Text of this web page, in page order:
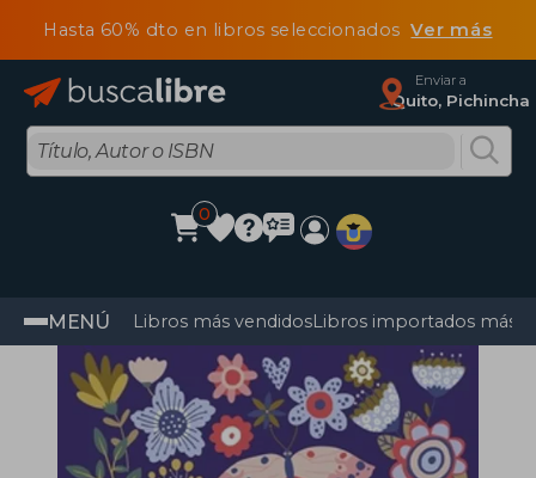
Hasta 60% dto en libros seleccionadosVer más
Enviar a
Quito, Pichincha
0
MENÚ Libros más vendidosLibros importados más